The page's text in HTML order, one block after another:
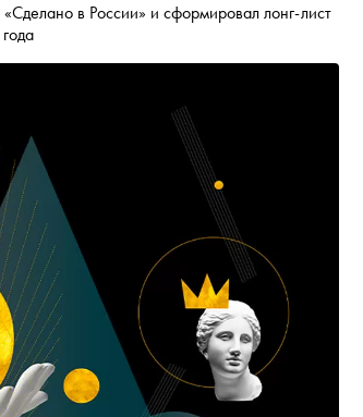
в России» и сформировал лонг-лист